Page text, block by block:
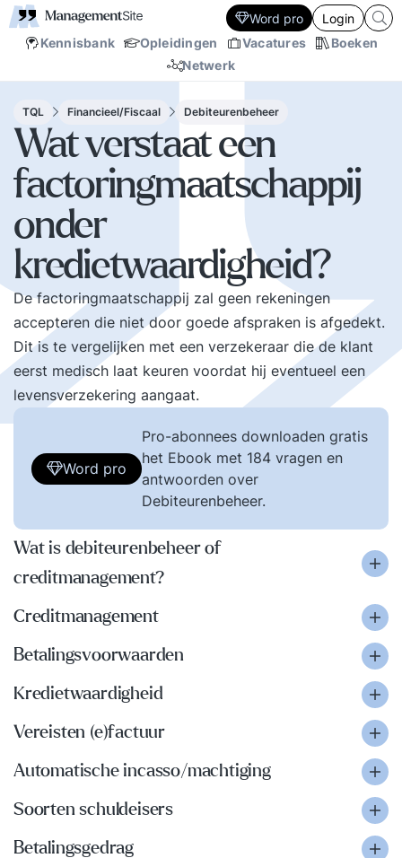
Kennisbank Opleidingen Vacatures
Boeken
Netwerk
Word pro Login
TQL Financieel/Fiscaal Debiteurenbeheer
Wat verstaat een
factoringmaatschappij
onder
kredietwaardigheid?
De factoringmaatschappij zal geen rekeningen
accepteren die niet door goede afspraken is afgedekt.
Dit is te vergelijken met een verzekeraar die de klant
eerst medisch laat keuren voordat hij eventueel een
levensverzekering aangaat.
Word pro
Pro-abonnees downloaden gratis
het Ebook met 184 vragen en
antwoorden over
Debiteurenbeheer.
Wat is debiteurenbeheer of
creditmanagement?
Creditmanagement
Betalingsvoorwaarden
Kredietwaardigheid
Vereisten (e)factuur
Automatische incasso/machtiging
Soorten schuldeisers
Betalingsgedrag